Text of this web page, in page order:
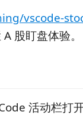
vscode-
股盯盘体验。
活动栏打